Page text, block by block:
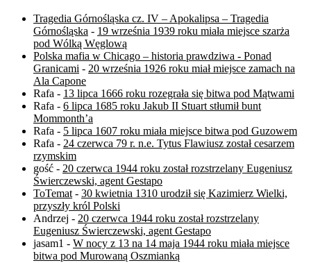
Tragedia Górnośląska cz. IV – Apokalipsa – Tragedia
Górnośląska - 19 września 1939 roku miała miejsce szarża
pod Wólką Węglową
Polska mafia w Chicago – historia prawdziwa - Ponad
Granicami - 20 września 1926 roku miał miejsce zamach na
Ala Capone
Rafa - 13 lipca 1666 roku rozegrała się bitwa pod Mątwami
Rafa - 6 lipca 1685 roku Jakub II Stuart stłumił bunt
Mommonth’a
Rafa - 5 lipca 1607 roku miała miejsce bitwa pod Guzowem
Rafa - 24 czerwca 79 r. n.e. Tytus Flawiusz został cesarzem
rzymskim
gość - 20 czerwca 1944 roku został rozstrzelany Eugeniusz
Świerczewski, agent Gestapo
ToTemat - 30 kwietnia 1310 urodził się Kazimierz Wielki,
przyszły król Polski
Andrzej - 20 czerwca 1944 roku został rozstrzelany
Eugeniusz Świerczewski, agent Gestapo
jasam1 - W nocy z 13 na 14 maja 1944 roku miała miejsce
bitwa pod Murowaną Oszmianką